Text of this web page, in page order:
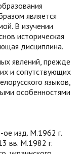
является
В изучении
историческая
дисциплина.
явлений, прежде
и сопутствующих
языков,
особенностями
ое изд. М.1962 г.
вв. М.1982 г.